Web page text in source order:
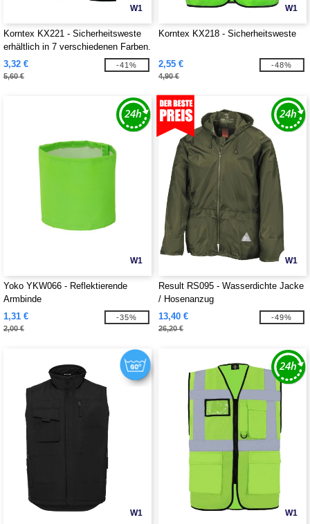
W1
Korntex KX221 - Sicherheitsweste
erhältlich in 7 verschiedenen Farben.
Anpassbarer Verschluss in Velcr.
Schwarze Ränder aus Polyester.
3,32 €
5,60 €
-41%
W1
Korntex KX218 - Sicherheitsweste
2,55 €
4,90 €
-48%
W1
Yoko YKW066 - Reflektierende
Armbinde
1,31 €
2,00 €
-35%
W1
Result RS095 - Wasserdichte Jacke
/ Hosenanzug
13,40 €
26,20 €
-49%
W1 W1